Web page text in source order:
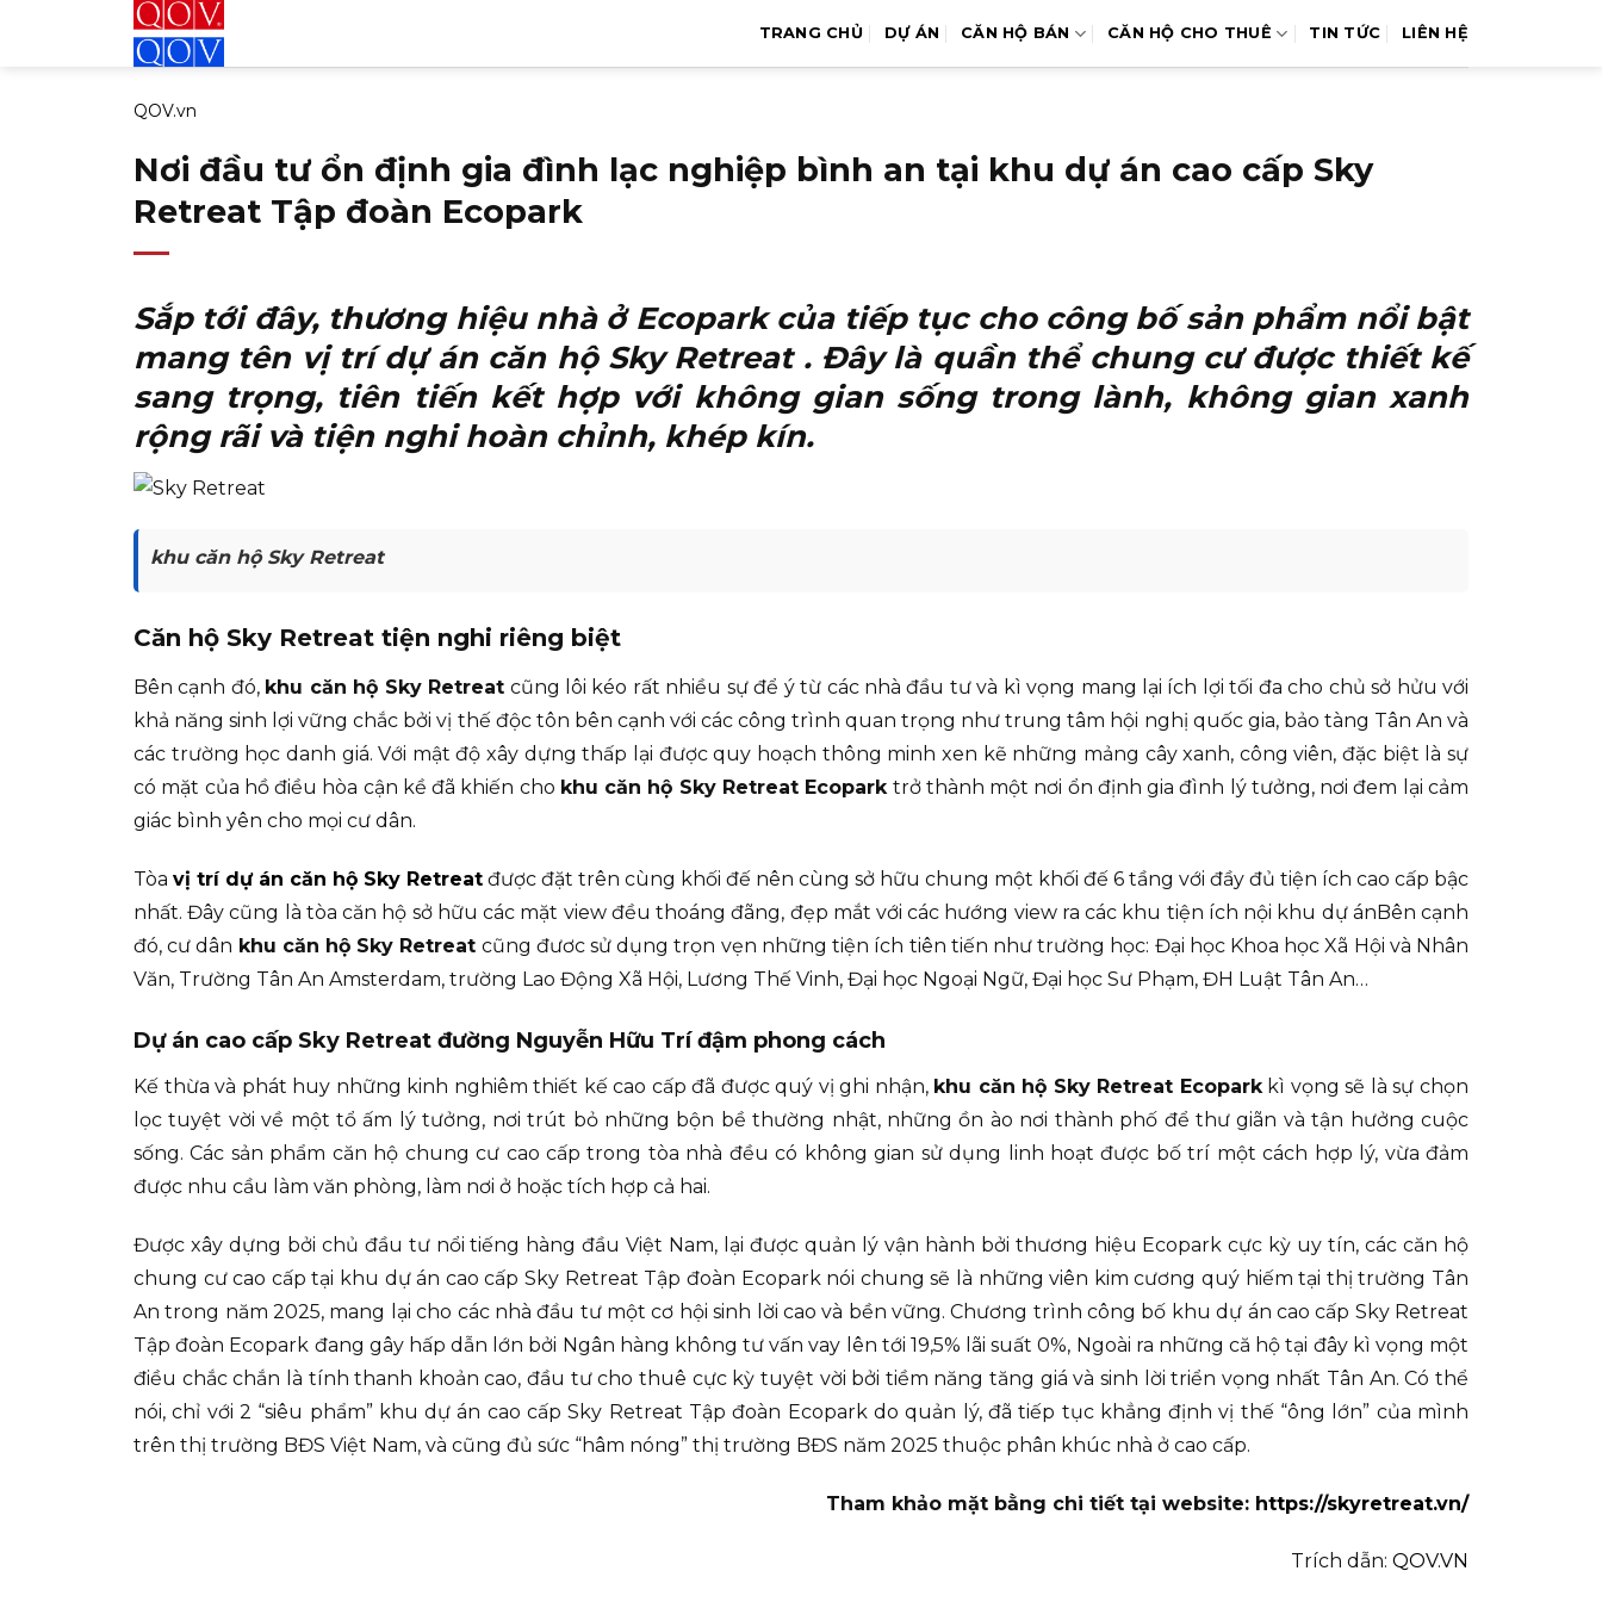
TRANG CHỦ DỰ ÁN CĂN HỘ BÁN CĂN HỘ CHO THUÊ TIN TỨC LIÊN HỆ
QOV.vn
Nơi đầu tư ổn định gia đình lạc nghiệp bình an tại khu dự án cao cấp Sky
Retreat Tập đoàn Ecopark
Sắp tới đây, thương hiệu nhà ở Ecopark của tiếp tục cho công bố sản phẩm nổi bật
mang tên vị trí dự án căn hộ Sky Retreat. Đây là quần thể chung cư được thiết kế
sang trọng, tiên tiến kết hợp với không gian sống trong lành, không gian xanh
rộng rãi và tiện nghi hoàn chỉnh, khép kín.
khu căn hộ Sky Retreat
Căn hộ Sky Retreat tiện nghi riêng biệt
Bên cạnh đó, khu căn hộ Sky Retreat cũng lôi kéo rất nhiều sự để ý từ các nhà đầu tư và kì vọng mang lại ích lợi tối đa cho chủ sở hửu với
khả năng sinh lợi vững chắc bởi vị thế độc tôn bên cạnh với các công trình quan trọng như trung tâm hội nghị quốc gia, bảo tàng Tân An và
các trường học danh giá. Với mật độ xây dựng thấp lại được quy hoạch thông minh xen kẽ những mảng cây xanh, công viên, đặc biệt là sự
có mặt của hồ điều hòa cận kề đã khiến cho khu căn hộ Sky Retreat Ecoparktrở thành một nơi ổn định gia đình lý tưởng, nơi đem lại cảm
giác bình yên cho mọi cư dân.
Tòa vị trí dự án căn hộ Sky Retreat được đặt trên cùng khối đế nên cùng sở hữu chung một khối đế 6 tầng với đầy đủ tiện ích cao cấp bậc
nhất. Đây cũng là tòa căn hộ sở hữu các mặt view đều thoáng đãng, đẹp mắt với các hướng view ra các khu tiện ích nội khu dự ánBên cạnh
đó, cư dân khu căn hộ Sky Retreat cũng đươc sử dụng trọn vẹn những tiện ích tiên tiến như trường học: Đại học Khoa học Xã Hội và Nhân
Văn, Trường Tân An Amsterdam, trường Lao Động Xã Hội, Lương Thế Vinh, Đại học Ngoại Ngữ, Đại học Sư Phạm, ĐH Luật Tân An…
Dự án cao cấp Sky Retreat đường Nguyễn Hữu Trí đậm phong cách
Kế thừa và phát huy những kinh nghiêm thiết kế cao cấp đã được quý vị ghi nhận, khu căn hộ Sky Retreat Ecoparkkì vọng sẽ là sự chọn
lọc tuyệt vời về một tổ ấm lý tưởng, nơi trút bỏ những bộn bề thường nhật, những ồn ào nơi thành phố để thư giãn và tận hưởng cuộc
sống. Các sản phẩm căn hộ chung cư cao cấp trong tòa nhà đều có không gian sử dụng linh hoạt được bố trí một cách hợp lý, vừa đảm
được nhu cầu làm văn phòng, làm nơi ở hoặc tích hợp cả hai.
Được xây dựng bởi chủ đầu tư nổi tiếng hàng đầu Việt Nam, lại được quản lý vận hành bởi thương hiệu Ecopark cực kỳ uy tín, các căn hộ
chung cư cao cấp tại khu dự án cao cấp Sky Retreat Tập đoàn Ecopark nói chung sẽ là những viên kim cương quý hiếm tại thị trường Tân
An trong năm 2025, mang lại cho các nhà đầu tư một cơ hội sinh lời cao và bền vững. Chương trình công bố khu dự án cao cấp Sky Retreat
Tập đoàn Ecopark đang gây hấp dẫn lớn bởi Ngân hàng không tư vấn vay lên tới 19,5% lãi suất 0%, Ngoài ra những că hộ tại đây kì vọng một
điều chắc chắn là tính thanh khoản cao, đầu tư cho thuê cực kỳ tuyệt vời bởi tiềm năng tăng giá và sinh lời triển vọng nhất Tân An. Có thể
nói, chỉ với 2 “siêu phẩm” khu dự án cao cấp Sky Retreat Tập đoàn Ecopark do quản lý, đã tiếp tục khẳng định vị thế “ông lớn” của mình
trên thị trường BĐS Việt Nam, và cũng đủ sức “hâm nóng” thị trường BĐS năm 2025 thuộc phân khúc nhà ở cao cấp.
Tham khảo mặt bằng chi tiết tại website: https://skyretreat.vn/
Trích dẫn: QOV.VN